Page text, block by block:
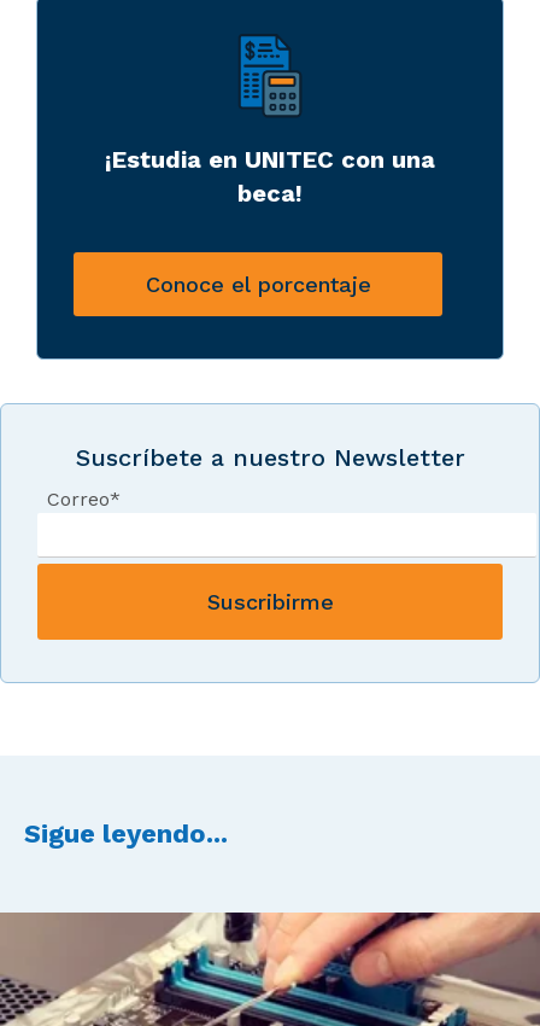
¡Estudia en UNITEC con una
beca!
Conoce el porcentaje
Suscríbete a nuestro Newsletter
Correo*
Sigue leyendo...